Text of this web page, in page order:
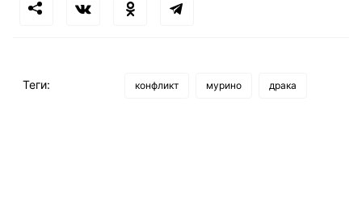
Теги: конфликт мурино драка